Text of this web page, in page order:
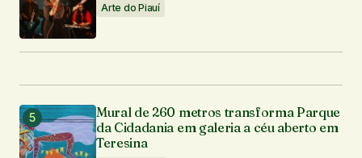
Arte do Piauí
Mural de 260 metros transforma Parque
da Cidadania em galeria a céu aberto em
Teresina